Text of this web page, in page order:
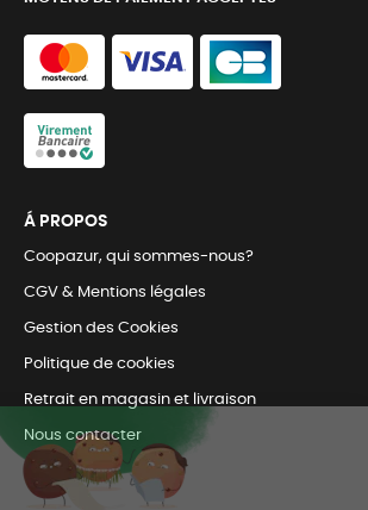
Á PROPOS
Coopazur, qui sommes-nous?
CGV & Mentions légales
Gestion des Cookies
Politique de cookies
Retrait en magasin et livraison
Nous contacter